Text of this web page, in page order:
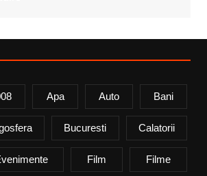
Apa Auto Bani
Bucuresti Calatorii
Film Filme